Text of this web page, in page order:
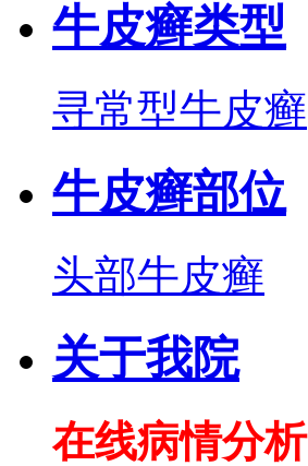
牛皮癣类型
寻常型牛皮癣
牛皮癣部位
头部牛皮癣
关于我院
在线病情分析